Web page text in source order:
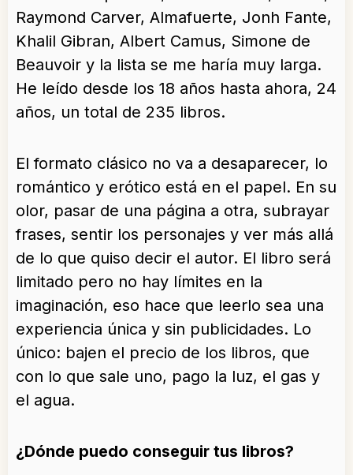
Raymond Carver, Almafuerte, Jonh Fante,
Khalil Gibran, Albert Camus, Simone de
Beauvoir y la lista se me haría muy larga.
He leído desde los 18 años hasta ahora, 24
años, un total de 235 libros.
El formato clásico no va a desaparecer, lo
romántico y erótico está en el papel. En su
olor, pasar de una página a otra, subrayar
frases, sentir los personajes y ver más allá
de lo que quiso decir el autor. El libro será
limitado pero no hay límites en la
imaginación, eso hace que leerlo sea una
experiencia única y sin publicidades. Lo
único: bajen el precio de los libros, que
con lo que sale uno, pago la luz, el gas y
el agua.
¿Dónde puedo conseguir tus libros?